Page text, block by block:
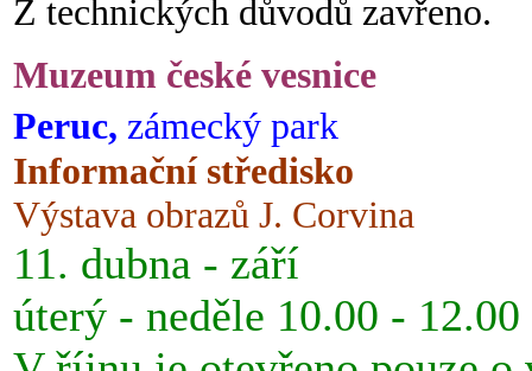
Z technických důvodů zavřeno.
Muzeum české vesnice
Peruc, zámecký park
Informační středisko
Výstava obrazů J. Corvina
11. dubna - září
úterý - neděle 10.00 -